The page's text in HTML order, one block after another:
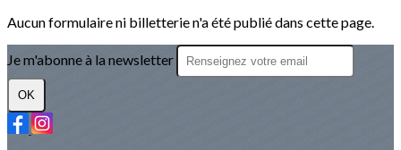
Aucun formulaire ni billetterie n'a été publié dans cette page.
Je m'abonne à la newsletter
OK